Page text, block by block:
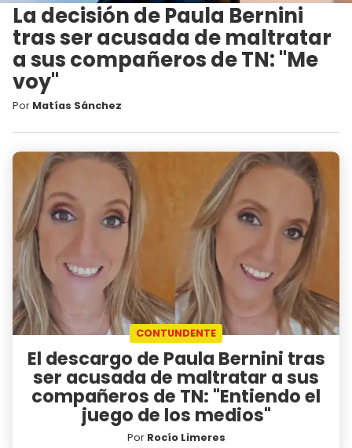
La decisión de Paula Bernini
tras ser acusada de maltratar
a sus compañeros de TN: "Me
voy"
Por Matías Sánchez
CONTUNDENTE
El descargo de Paula Bernini tras
ser acusada de maltratar a sus
compañeros de TN: "Entiendo el
juego de los medios"
Por Rocío Limeres